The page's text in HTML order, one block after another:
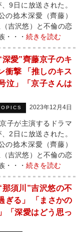
9日に放送された。
捻木深愛（齊藤）
吉沢悠）と不倫の恋
・・・ 続きを読む
深愛”齊藤京子のキ
衝撃 「推しのキス
泣」「京子さんは
2023年12月4日
子が主演するドラマ
2日に放送された。
捻木深愛（齊藤）
吉沢悠）と不倫の恋
・・・ 続きを読む
那須川”吉沢悠の不
ぎる」 「まさかの
「深愛はどう思っ